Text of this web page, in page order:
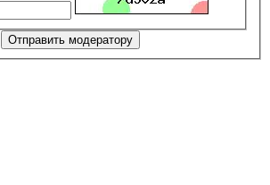
Отправить модератору